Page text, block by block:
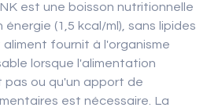
est une boisson nutritionnelle
(1,5 kcal/ml), sans lipides
aliment fournit à l'organisme
lorsque l'alimentation
pas ou qu'un apport de
est nécessaire. La